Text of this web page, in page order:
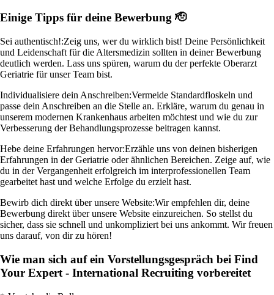
Einige Tipps für deine Bewerbung 🫡
Sei authentisch!:Zeig uns, wer du wirklich bist! Deine Persönlichkeit
und Leidenschaft für die Altersmedizin sollten in deiner Bewerbung
deutlich werden. Lass uns spüren, warum du der perfekte Oberarzt
Geriatrie für unser Team bist.
Individualisiere dein Anschreiben:Vermeide Standardfloskeln und
passe dein Anschreiben an die Stelle an. Erkläre, warum du genau in
unserem modernen Krankenhaus arbeiten möchtest und wie du zur
Verbesserung der Behandlungsprozesse beitragen kannst.
Hebe deine Erfahrungen hervor:Erzähle uns von deinen bisherigen
Erfahrungen in der Geriatrie oder ähnlichen Bereichen. Zeige auf, wie
du in der Vergangenheit erfolgreich im interprofessionellen Team
gearbeitet hast und welche Erfolge du erzielt hast.
Bewirb dich direkt über unsere Website:Wir empfehlen dir, deine
Bewerbung direkt über unsere Website einzureichen. So stellst du
sicher, dass sie schnell und unkompliziert bei uns ankommt. Wir freuen
uns darauf, von dir zu hören!
Wie man sich auf ein Vorstellungsgespräch bei Find
Your Expert - International Recruiting vorbereitet